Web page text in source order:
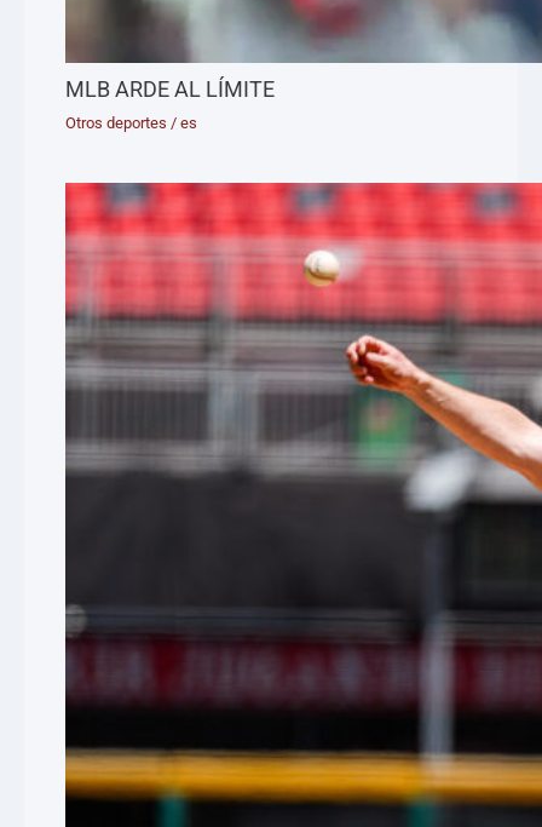
MLB ARDE AL LÍMITE
Otros deportes /es